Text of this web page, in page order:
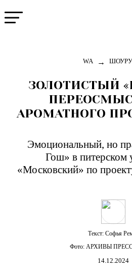
WA →
ЗОЛОТИСТЫЙ
АРОМАТНОГО
Эмоциональный, но
Гош» в питерском
«Московский» по
Текст: Софья
Фото: АРХИВЫ
14.12.2024